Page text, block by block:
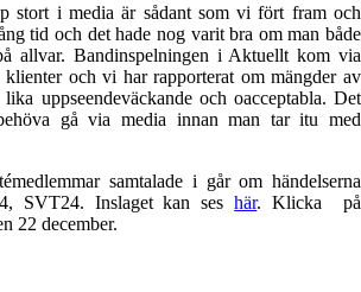
stort i media är sådant som vi fört fram och
tid och det hade nog varit bra om man både
allvar. Bandinspelningen i Aktuellt kom via
och vi har rapporterat om mängder av
uppseendeväckande och oacceptabla. Det
gå via media innan man tar itu med
samtalade i går om händelserna
SVT24. Inslaget kan seshär. Klicka på
22 december.